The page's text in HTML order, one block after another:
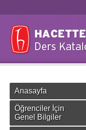
Anasayfa
Öğrenciler İçin
Genel Bilgiler